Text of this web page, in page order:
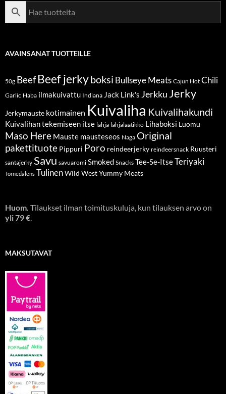
AVAINSANAT TUOTTEILLE
50g Beef Beef jerkyboksi Bullseye Meats Cajun Hot Chili
Garlic Haba ilmakuivattu Indiana Jack Link's Jerkku Jerky
Jerkymauste kotimainen Kuivaliha Kuivalihakundi
Kuivalihan tekemiseen itse lahja lahjalaatikko Lihaboksi Luomu
Maso Here Mauste mausteseos Naga Original
pakettituote Pippuri Poro reindeerjerky reindeersnack Ruusteri
santajerky Savu savuaromi Smoked Snacks Tee-Se-ItseTeriyaki
Tornedalens TulinenWild WestYummy Meats
Huom. Tilaukset ilman toimituskuluja, kun tilauksen arvo on
yli 79 €.
MAKSUTAVAT